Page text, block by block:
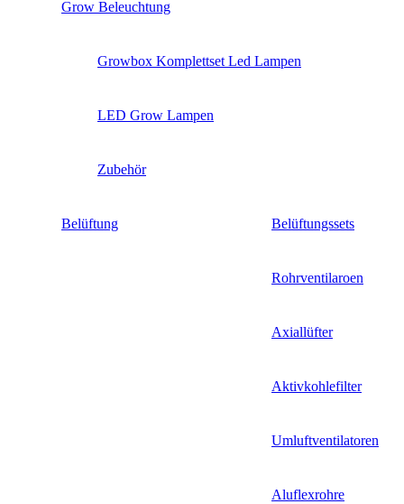
Grow Beleuchtung
Growbox Komplettset Led Lampen
LED Grow Lampen
Zubehör
Belüftung Belüftungssets
Rohrventilaroen
Axiallüfter
Aktivkohlefilter
Umluftventilatoren
Aluflexrohre